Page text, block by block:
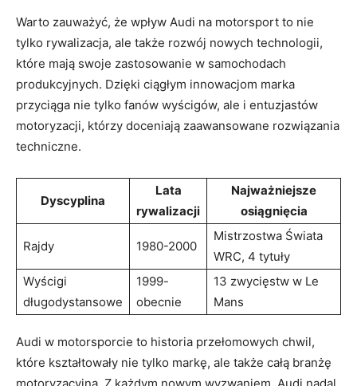
Warto zauważyć, że wpływ Audi na motorsport to nie
tylko rywalizacja, ale także rozwój nowych technologii,
które mają swoje zastosowanie w samochodach
produkcyjnych. Dzięki ciągłym innowacjom marka
przyciąga nie tylko fanów wyścigów, ale i entuzjastów
motoryzacji, którzy doceniają zaawansowane rozwiązania
techniczne.
Dyscyplina
Lata
rywalizacji
Najważniejsze
osiągnięcia
Rajdy 1980-2000
Mistrzostwa Świata
WRC, 4 tytuły
Wyścigi
długodystansowe
1999-
obecnie
13 zwycięstw w Le
Mans
Audi w motorsporcie to historia przełomowych chwil,
które kształtowały nie tylko markę, ale także całą branżę